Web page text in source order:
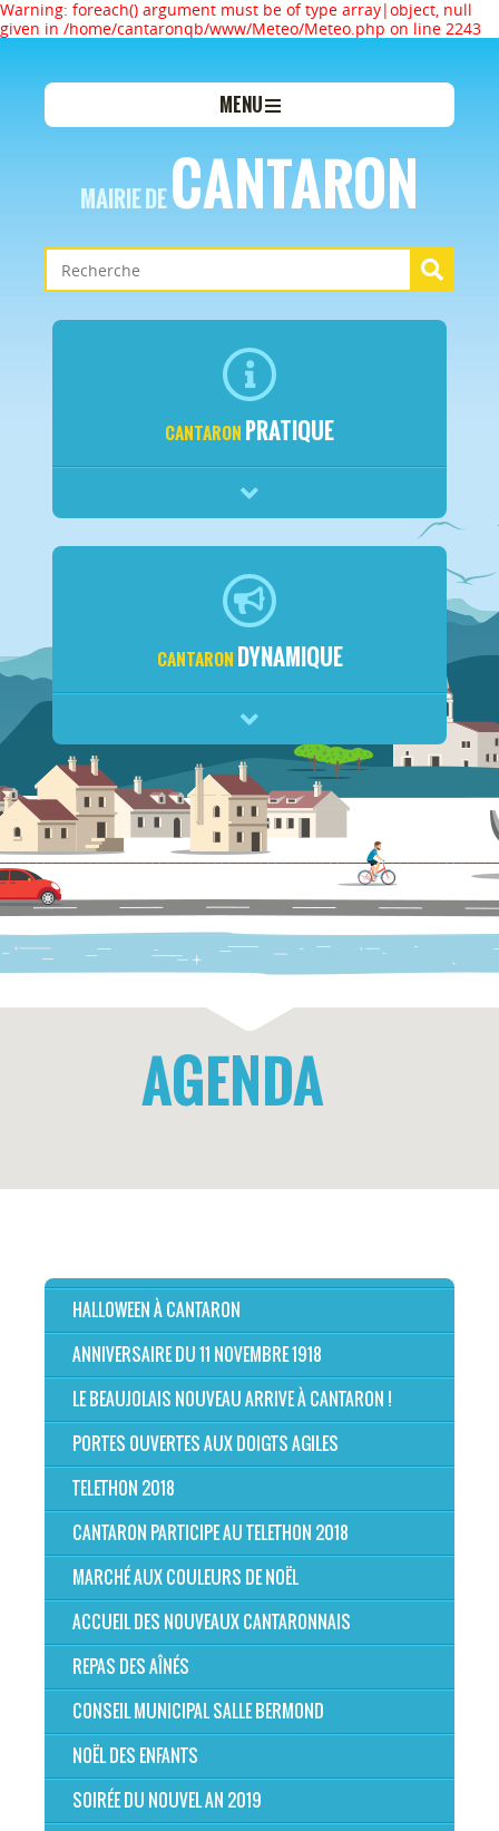
Warning: foreach() argument must be of type array|object, null
given in /home/cantaronqb/www/Meteo/Meteo.php on line 2243
MENU
MAIRIE DECANTARON
CANTARON PRATIQUE
CANTARON DYNAMIQUE
AGENDA
HALLOWEEN À CANTARON
ANNIVERSAIRE DU 11 NOVEMBRE 1918
LE BEAUJOLAIS NOUVEAU ARRIVE À CANTARON !
PORTES OUVERTES AUX DOIGTS AGILES
TELETHON 2018
CANTARON PARTICIPE AU TELETHON 2018
MARCHÉ AUX COULEURS DE NOËL
ACCUEIL DES NOUVEAUX CANTARONNAIS
REPAS DES AÎNÉS
CONSEIL MUNICIPAL SALLE BERMOND
NOËL DES ENFANTS
SOIRÉE DU NOUVEL AN 2019